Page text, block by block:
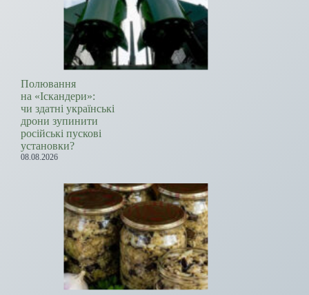
Полювання
на «Іскандери»:
чи здатні українські
дрони зупинити
російські пускові
установки?
08.08.2026